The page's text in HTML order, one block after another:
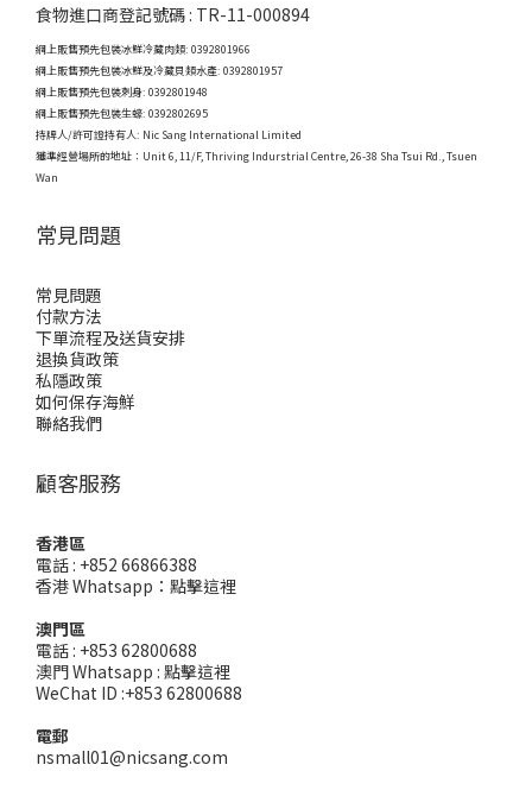
食物進口商登記號碼 : TR-11-000894
網上販售預先包裝冰鮮冷藏肉類: 0392801966
網上販售預先包裝冰鮮及冷藏貝類水產: 0392801957
網上販售預先包裝刺身: 0392801948
網上販售預先包裝生蠔: 0392802695
持牌人/許可證持有人: Nic Sang International Limited
獲準經營場所的地址： Unit 6, 11/F, Thriving Indurstrial Centre, 26-38 Sha Tsui Rd., Tsuen
Wan
常見問題
常見問題
付款方法
下單流程及送貨安排
退換貨政策
私隱政策
如何保存海鮮
聯絡我們
顧客服務
香港區
電話 : +852 66866388
香港 Whatsapp： 點擊這裡
澳門區
電話 : +853 62800688
澳門 Whatsapp : 點擊這裡
WeChat ID :+853 62800688
電郵
nsmall01@nicsang.com